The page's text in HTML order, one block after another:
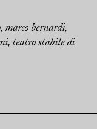
, marco bernardi,
, teatro stabile di